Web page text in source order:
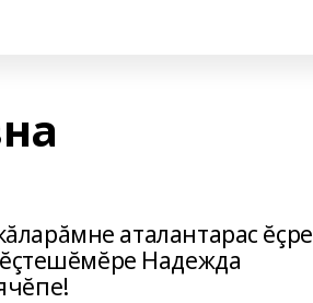
аталантарас ĕçре
Надежда